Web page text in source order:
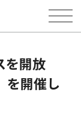
いフェスタ」を開
を開放
を開催し